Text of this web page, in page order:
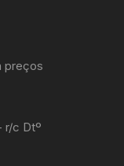
preços
r/c Dtº